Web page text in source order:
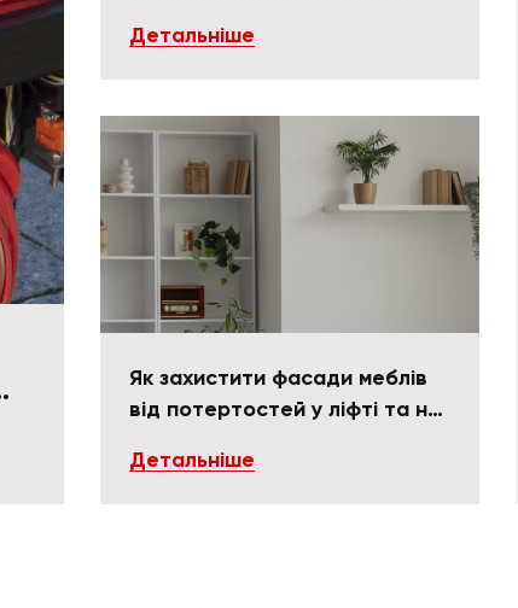
Детальніше
Як захистити фасади меблів
від потертостей у ліфті та на
Детальніше